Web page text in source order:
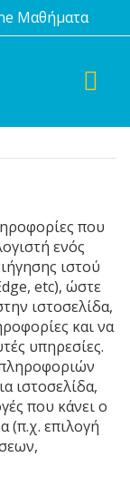
Μαθήματα
που
ενός
ιστού
etc), ώστε
ιστοσελίδα,
και να
υπηρεσίες.
ιστοσελίδα,
που κάνει ο
(π.χ. επιλογή